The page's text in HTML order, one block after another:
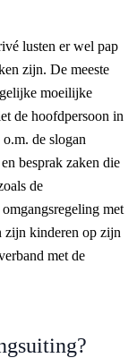
lusten er wel pap
zijn. De meeste
moeilijke
de hoofdpersoon in
de slogan
besprak zaken die
de
met
zijn kinderen op zijn
met de